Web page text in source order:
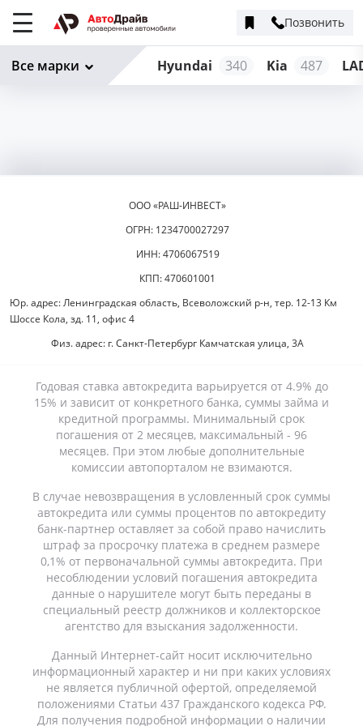
Позвонить
Hyundai 340 Kia 487
Все марки
ООО «РАШ-ИНВЕСТ»
ОГРН: 1234700027297
ИНН: 4706067519
КПП: 470601001
Юр. адрес: Ленинградская область, Всеволожский р-н, тер. 12-13 Км
Шоссе Кола, зд. 11, офис 4
Физ. адрес: г. Санкт-Петербург Камчатская улица, 3А
Годовая ставка автокредита варьируется от 4.9% до
15% и зависит от конкретного банка, суммы займа и
кредитной программы. Минимальный срок
погашения от 2 месяцев, максимальный - 96
месяцев. При этом любые дополнительные
комиссии автопорталом не взимаются.
В случае невозвращения в условленный срок суммы
автокредита или суммы процентов по автокредиту
банк-партнер оставляет за собой право начислить
штраф за просрочку платежа в среднем размере
0,1% от первоначальной суммы автокредита. При
несоблюдении условий погашения автокредита
данные о нарушителе могут быть переданы в
специальный реестр должников и коллекторское
агентство для взыскания задолженности.
Данный Интернет-сайт носит исключительно
информационный характер и ни при каких условиях
не является публичной офертой, определяемой
положениями Статьи 437 Гражданского кодекса РФ.
Для получения подробной информации о наличии